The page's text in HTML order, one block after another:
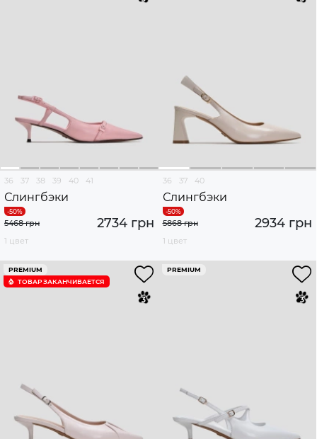
36 37 38 39 40 41
Слингбэки
2734 грн
5468 грн
1 цвет
36 37 40
Слингбэки
2934 грн
5868 грн
1 цвет
PREMIUM
ТОВАР ЗАКАНЧИВАЕТСЯ
PREMIUM